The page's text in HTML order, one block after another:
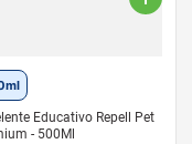
Educativo Repell Pet
- 500Ml